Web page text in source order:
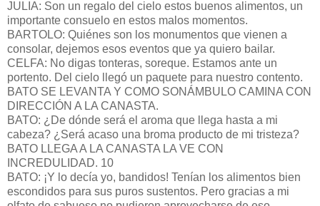
JULIA: Son un regalo del cielo estos buenos alimentos, un
importante consuelo en estos malos momentos.
BARTOLO: Quiénes son los monumentos que vienen a
consolar, dejemos esos eventos que ya quiero bailar.
CELFA: No digas tonteras, soreque. Estamos ante un
portento. Del cielo llegó un paquete para nuestro contento.
BATO SE LEVANTA Y COMO SONÁMBULO CAMINA CON
DIRECCIÓN A LA CANASTA.
BATO: ¿De dónde será el aroma que llega hasta a mi
cabeza? ¿Será acaso una broma producto de mi tristeza?
BATO LLEGA A LA CANASTA LA VE CON
INCREDULIDAD. 10
BATO: ¡Y lo decía yo, bandidos! Tenían los alimentos bien
escondidos para sus puros sustentos. Pero gracias a mi